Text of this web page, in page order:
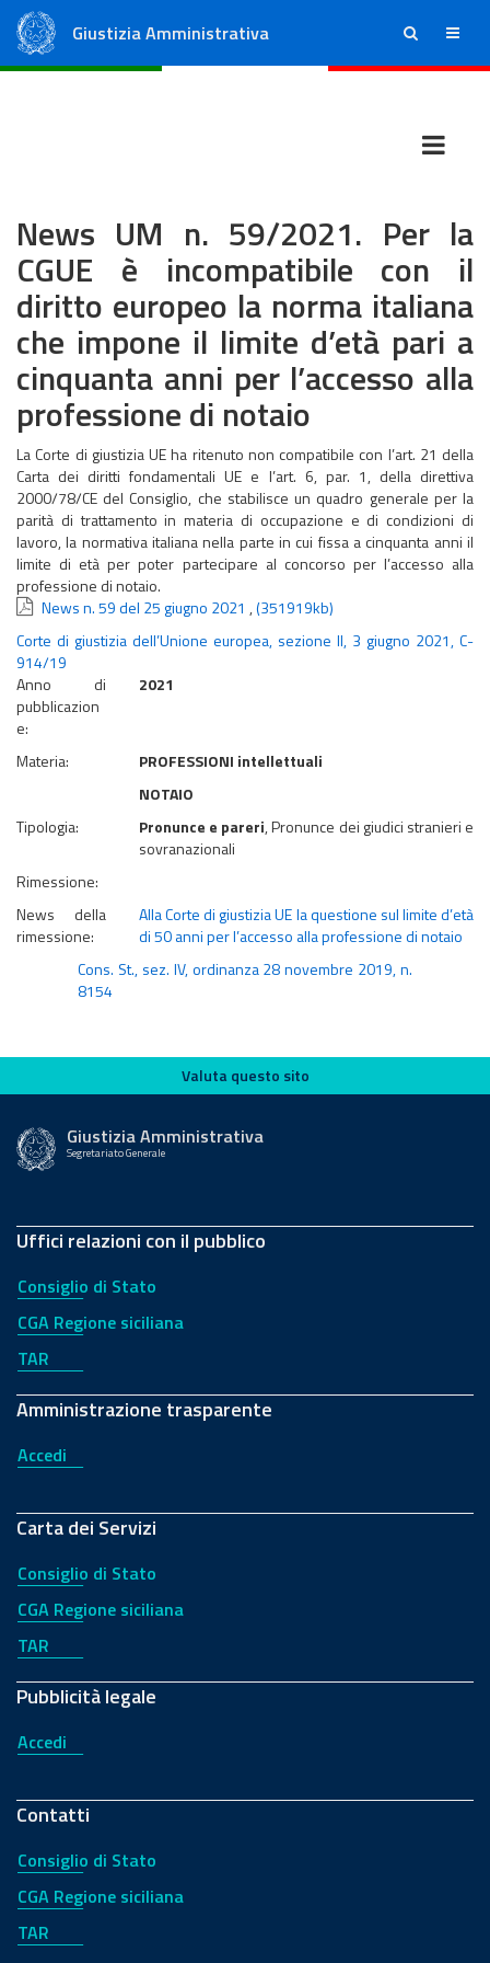
Giustizia Amministrativa ricerca menu
News UM n. 59/2021. Per la
CGUE è incompatibile con il
diritto europeo la norma italiana
che impone il limite d’età pari a
cinquanta anni per l’accesso alla
professione di notaio
La Corte di giustizia UE ha ritenuto non compatibile con l’art. 21 della
Carta dei diritti fondamentali UE e l’art. 6, par. 1, della direttiva
2000/78/CE del Consiglio, che stabilisce un quadro generale per la
parità di trattamento in materia di occupazione e di condizioni di
lavoro, la normativa italiana nella parte in cui fissa a cinquanta anni il
limite di età per poter partecipare al concorso per l’accesso alla
professione di notaio.
News n. 59 del 25 giugno 2021 ,(351919kb)
Corte di giustizia dell’Unione europea, sezione II, 3 giugno 2021, C-
914/19
Anno di
pubblicazion
e:
2021
Materia:
PROFESSIONI intellettuali
NOTAIO
Tipologia:
Pronunce e pareri, Pronunce dei giudici stranieri e
sovranazionali
Rimessione:
News della
rimessione:
Alla Corte di giustizia UE la questione sul limite d’età
di 50 anni per l’accesso alla professione di notaio
Cons. St., sez. IV, ordinanza 28 novembre 2019, n.
8154
Valuta questo sito
Valuta questo sito
Giustizia Amministrativa
Segretariato Generale
Uffici relazioni con il pubblico
Consiglio di Stato
CGA Regione siciliana
TAR
Amministrazione trasparente
Accedi
Carta dei Servizi
Consiglio di Stato
CGA Regione siciliana
TAR
Pubblicità legale
Accedi
Contatti
Consiglio di Stato
CGA Regione siciliana
TAR